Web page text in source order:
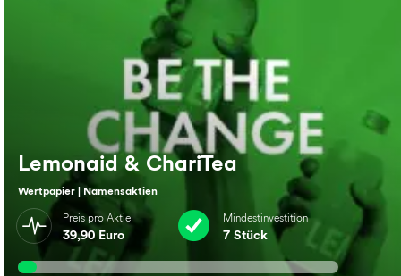
Lemonaid & ChariTea
Wertpapier | Namensaktien
Preis pro Aktie
39,90 Euro
Mindestinvestition
7 Stück